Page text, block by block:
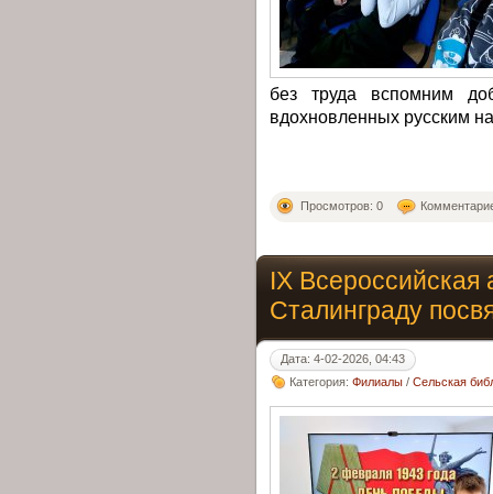
без труда вспомним
вдохновленных русским
Просмотров: 0
IX Всероссийская
Сталинграду
Дата: 4-02-2026, 04:43
Категория: Филиалы / Сельская